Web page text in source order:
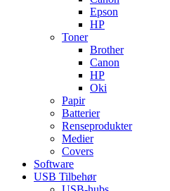
Epson
HP
Toner
Brother
Canon
HP
Oki
Papir
Batterier
Renseprodukter
Medier
Covers
Software
USB Tilbehør